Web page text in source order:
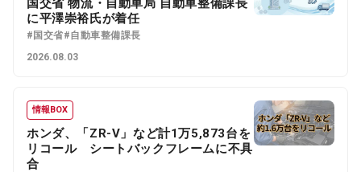
国交省 物流・自動車局 自動車整備課長
に平澤崇裕氏が着任
#国交省#自動車整備課長
2026.08.03
情報BOX
ホンダ、「ZR-V」など計1万5,873台を
リコール シートバックフレームに不具
合